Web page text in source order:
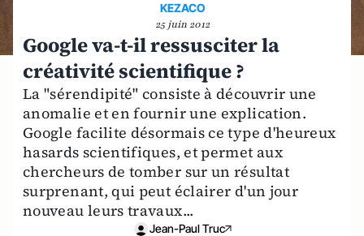
KEZACO
25 juin 2012
Google va-t-il ressusciter la
créativité scientifique ?
La "sérendipité" consiste à découvrir une
anomalie et en fournir une explication.
Google facilite désormais ce type d'heureux
hasards scientifiques, et permet aux
chercheurs de tomber sur un résultat
surprenant, qui peut éclairer d'un jour
nouveau leurs travaux...
Jean-Paul Truc